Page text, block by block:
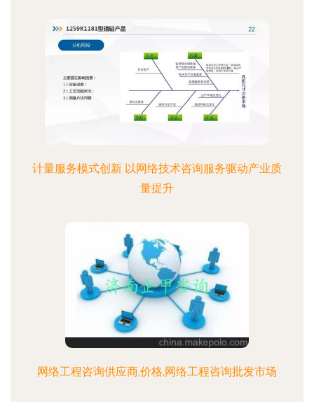
计量服务模式创新 以网络技术咨询服务驱动产业质
量提升
网络工程咨询供应商,价格,网络工程咨询批发市场